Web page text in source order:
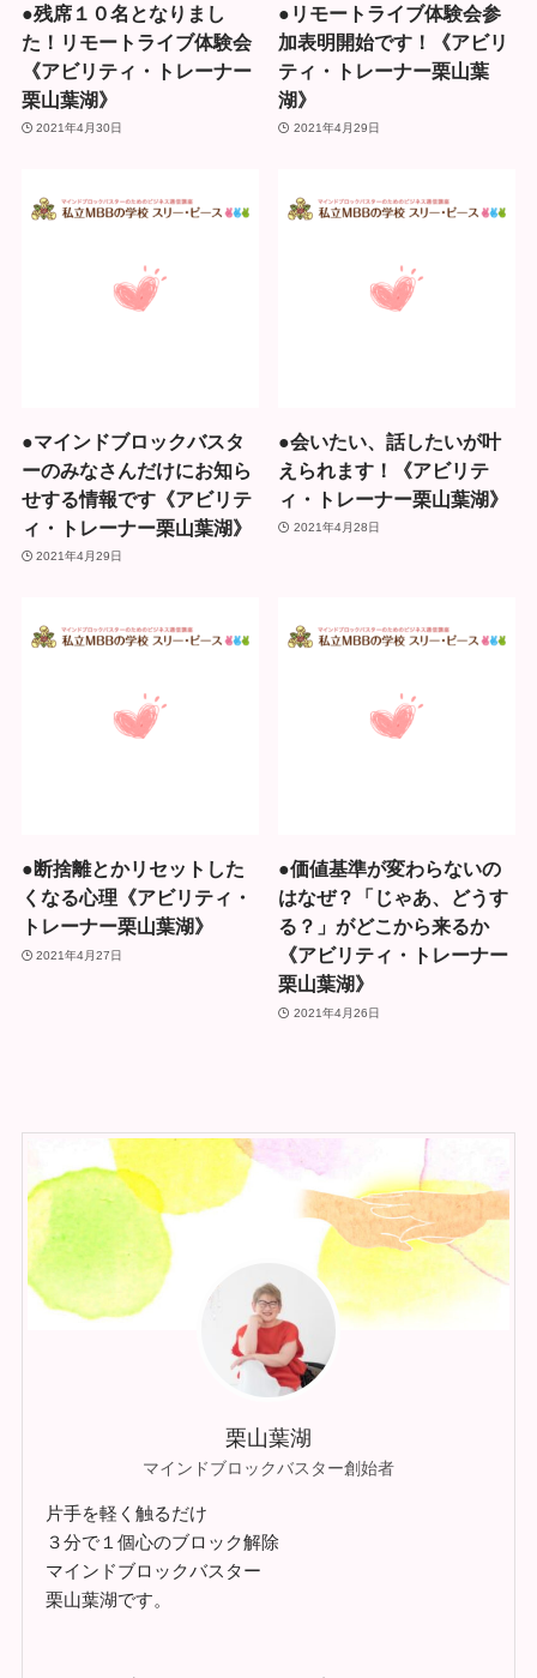
●残席１０名となりまし
た！リモートライブ体験会
《アビリティ・トレーナー
栗山葉湖》
2021年4月30日
●リモートライブ体験会参
加表明開始です！《アビリ
ティ・トレーナー栗山葉
湖》
2021年4月29日
●マインドブロックバスタ
ーのみなさんだけにお知ら
せする情報です《アビリテ
ィ・トレーナー栗山葉湖》
2021年4月29日
●会いたい、話したいが叶
えられます！《アビリテ
ィ・トレーナー栗山葉湖》
2021年4月28日
●断捨離とかリセットした
くなる心理《アビリティ・
トレーナー栗山葉湖》
2021年4月27日
●価値基準が変わらないの
はなぜ？「じゃあ、どうす
る？」がどこから来るか
《アビリティ・トレーナー
栗山葉湖》
2021年4月26日
栗山葉湖
マインドブロックバスター創始者
片手を軽く触るだけ
３分で１個心のブロック解除
マインドブロックバスター
栗山葉湖です。